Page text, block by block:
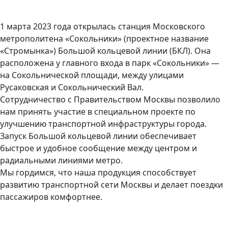
1 марта 2023 года открылась станция Московского
метрополитена «Сокольники» (проектное название
«Стромынка») Большой кольцевой линии (БКЛ). Она
расположена у главного входа в парк «Сокольники» —
на Сокольнической площади, между улицами
Русаковская и Сокольнический Вал.
Сотрудничество с Правительством Москвы позволило
нам принять участие в специальном проекте по
улучшению транспортной инфраструктуры города.
Запуск Большой кольцевой линии обеспечивает
быстрое и удобное сообщение между центром и
радиальными линиями метро.
Мы гордимся, что наша продукция способствует
развитию транспортной сети Москвы и делает поездки
пассажиров комфортнее.